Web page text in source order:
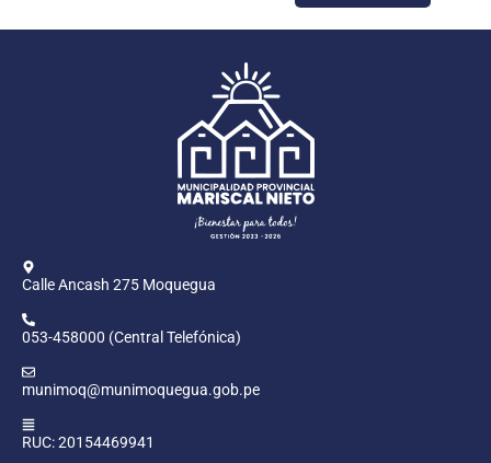
Calle Ancash 275 Moquegua
053-458000 (Central Telefónica)
munimoq@munimoquegua.gob.pe
RUC: 20154469941